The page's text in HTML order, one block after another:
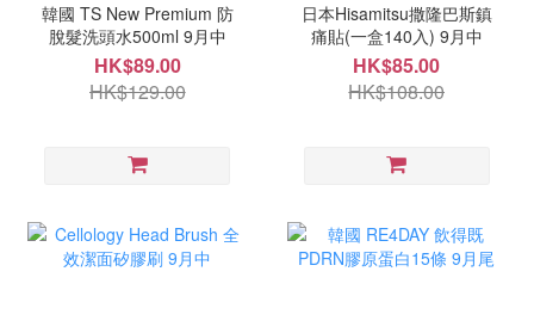
韓國 TS New Premium 防
脫髮洗頭水500ml 9月中
HK$89.00
HK$129.00
日本Hisamitsu撒隆巴斯鎮
痛貼(一盒140入) 9月中
HK$85.00
HK$108.00